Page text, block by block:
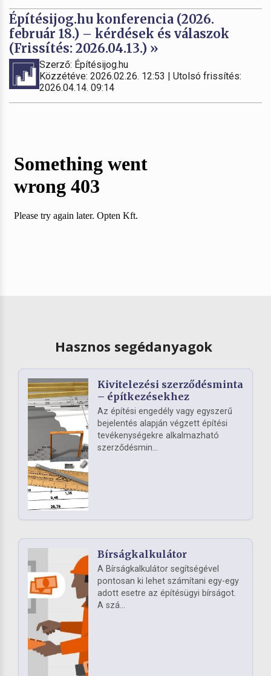
Építésijog.hu konferencia (2026.
február 18.) – kérdések és válaszok
(Frissítés: 2026.04.13.) »
Szerző: Építésijog.hu
Közzétéve: 2026.02.26. 12:53 | Utolsó frissítés:
2026.04.14. 09:14
Hasznos segédanyagok
Kivitelezési szerződésminta
– építkezésekhez
Az építési engedély vagy egyszerű
bejelentés alapján végzett építési
tevékenységekre alkalmazható
szerződésmin...
Bírságkalkulátor
A Bírságkalkulátor segítségével
pontosan ki lehet számítani egy-egy
adott esetre az építésügyi bírságot.
A szá...